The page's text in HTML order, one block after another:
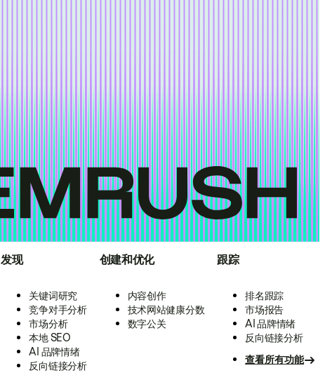
发现
关键词研究
竞争对手分析
市场分析
本地 SEO
AI 品牌情绪
反向链接分析
创建和优化
内容创作
技术网站健康分数
数字公关
跟踪
排名跟踪
市场报告
AI 品牌情绪
反向链接分析
查看所有功能